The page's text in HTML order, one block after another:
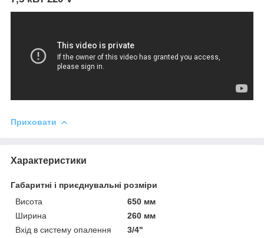
Приховати
Характеристики
Габаритні і приєднувальні розміри
Висота
650 мм
Ширина
260 мм
Вхід в систему опалення
3/4"